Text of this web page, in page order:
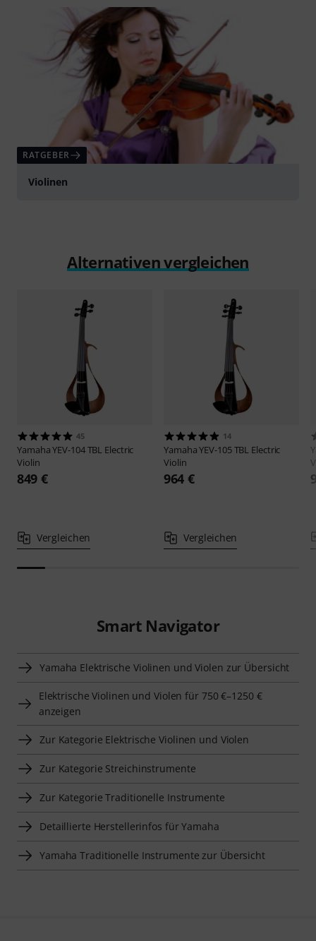
RATGEBER
Violinen
Alternativen vergleichen
45
YamahaYEV-104 TBL Electric
Violin
849 €
Vergleichen
14
YamahaYEV-105 TBL Electric
Violin
964 €
Vergleichen
Smart Navigator
Yamaha Elektrische Violinen und Violen zur Übersicht
Elektrische Violinen und Violen für 750 €–1250 €
anzeigen
Zur Kategorie Elektrische Violinen und Violen
Zur Kategorie Streichinstrumente
Zur Kategorie Traditionelle Instrumente
Detaillierte Herstellerinfos für Yamaha
Yamaha Traditionelle Instrumente zur Übersicht